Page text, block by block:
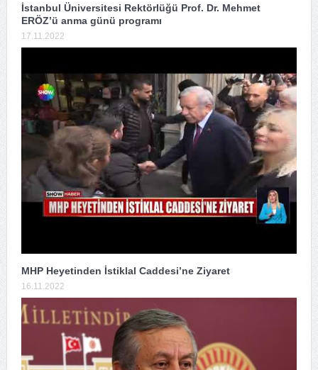
İstanbul Üniversitesi Rektörlüğü Prof. Dr. Mehmet
ERÖZ’ü anma günü programı
17.11.2022
MHP Heyetinden İstiklal Caddesi’ne Ziyaret
16.11.2022